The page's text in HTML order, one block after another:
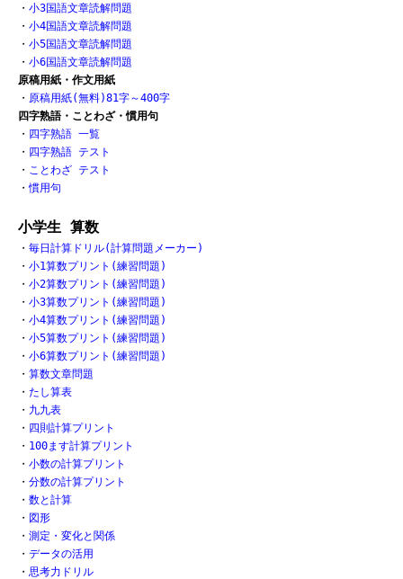
・ 小3国語文章読解問題
・ 小4国語文章読解問題
・ 小5国語文章読解問題
・ 小6国語文章読解問題
原稿用紙・作文用紙
・ 原稿用紙(無料)81字～400字
四字熟語・ことわざ・慣用句
・ 四字熟語 一覧
・ 四字熟語 テスト
・ ことわざ テスト
・慣用句
小学生 算数
・ 毎日計算ドリル(計算問題メーカー)
・ 小1算数プリント(練習問題)
・ 小2算数プリント(練習問題)
・ 小3算数プリント(練習問題)
・ 小4算数プリント(練習問題)
・ 小5算数プリント(練習問題)
・ 小6算数プリント(練習問題)
・ 算数文章問題
・ たし算表
・ 九九表
・ 四則計算プリント
・ 100ます計算プリント
・ 小数の計算プリント
・ 分数の計算プリント
・ 数と計算
・ 図形
・ 測定・変化と関係
・ データの活用
・ 思考力ドリル